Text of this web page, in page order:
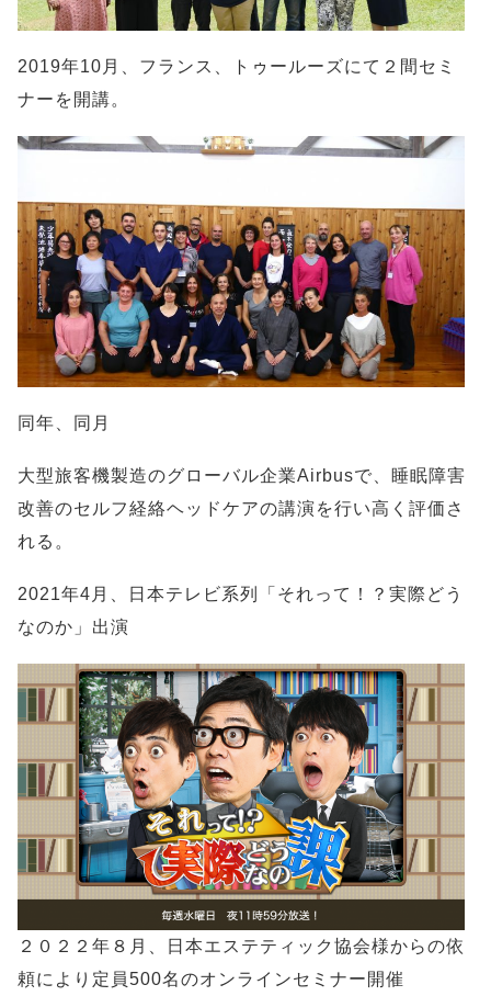
2019年10月、フランス、トゥールーズにて２間セミ
ナーを開講。
同年、同月
大型旅客機製造のグローバル企業Airbusで、睡眠障害
改善のセルフ経絡ヘッドケアの講演を行い高く評価さ
れる。
2021年4月、日本テレビ系列「それって！？実際どう
なのか」出演
２０２２年８月、日本エステティック協会様からの依
頼により定員500名のオンラインセミナー開催